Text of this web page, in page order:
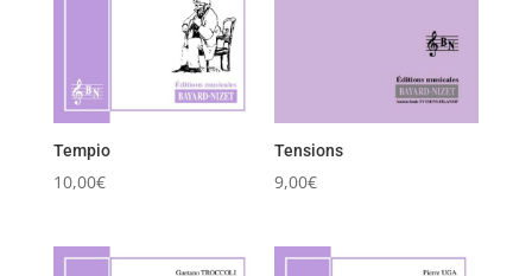
Tempio
10,00€
Tensions
9,00€